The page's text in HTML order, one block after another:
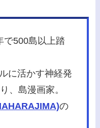
で500島以上踏
に活かす神経発
、島漫画家。
の